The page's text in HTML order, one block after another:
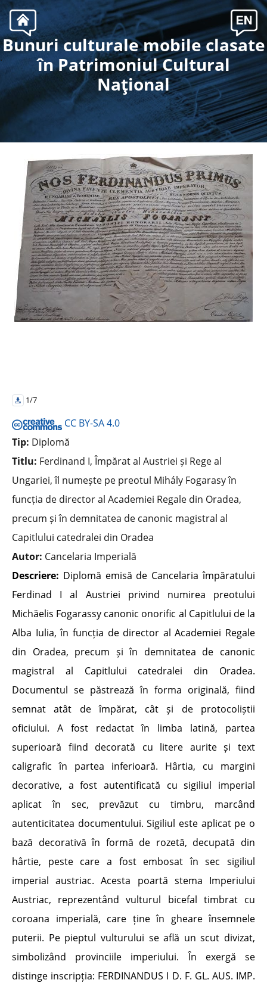
.
Bunuri culturale mobile clasate
în Patrimoniul Cultural
Naţional
1/7
CC BY-SA 4.0
Tip: Diplomă
Titlu: Ferdinand I, Împărat al Austriei și Rege al
Ungariei, îl numește pe preotul Mihály Fogarasy în
funcția de director al Academiei Regale din Oradea,
precum și în demnitatea de canonic magistral al
Capitlului catedralei din Oradea
Autor: Cancelaria Imperială
Descriere: Diplomă emisă de Cancelaria împăratului
Ferdinad I al Austriei privind numirea preotului
Michäelis Fogarassy canonic onorific al Capitlului de la
Alba Iulia, în funcția de director al Academiei Regale
din Oradea, precum și în demnitatea de canonic
magistral al Capitlului catedralei din Oradea.
Documentul se păstrează în forma originală, fiind
semnat atât de împărat, cât și de protocoliștii
oficiului. A fost redactat în limba latină, partea
superioară fiind decorată cu litere aurite și text
caligrafic în partea inferioară. Hârtia, cu margini
decorative, a fost autentificată cu sigiliul imperial
aplicat în sec, prevăzut cu timbru, marcând
autenticitatea documentului. Sigiliul este aplicat pe o
bază decorativă în formă de rozetă, decupată din
hârtie, peste care a fost embosat în sec sigiliul
imperial austriac. Acesta poartă stema Imperiului
Austriac, reprezentând vulturul bicefal timbrat cu
coroana imperială, care ține în gheare însemnele
puterii. Pe pieptul vulturului se află un scut divizat,
simbolizând provinciile imperiului. În exergă se
distinge inscripția: FERDINANDUS I D. F. GL. AUS. IMP.